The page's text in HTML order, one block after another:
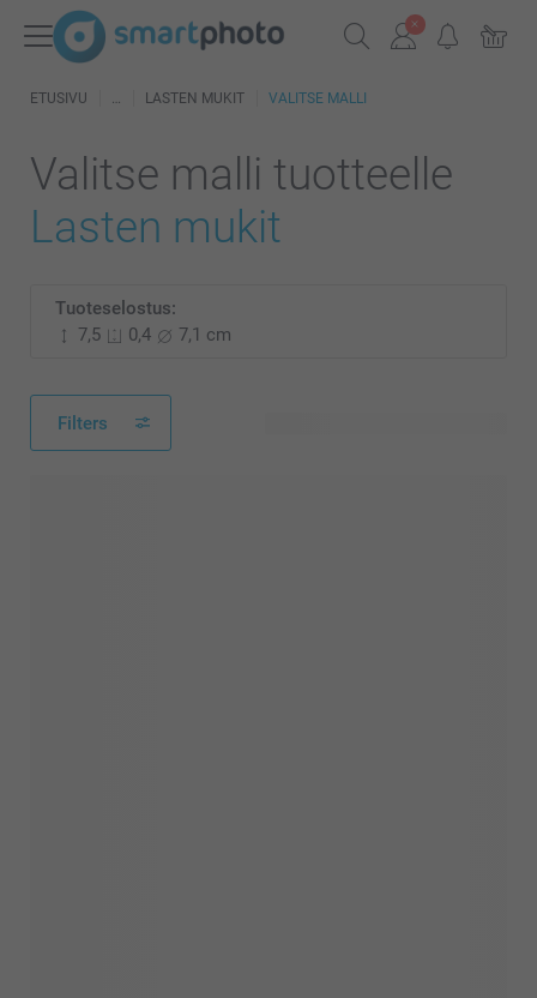
ETUSIVU LASTEN MUKIT VALITSE MALLI
Valitse malli tuotteelle
Lasten mukit
Tuoteselostus:
7,5
0,4 7,1 cm
Filters